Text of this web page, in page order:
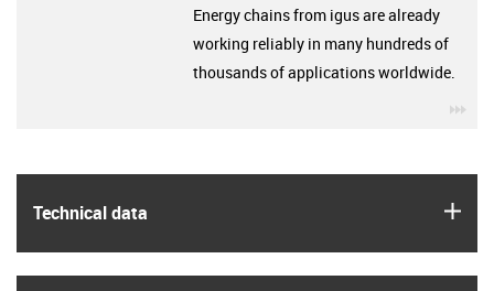
Technical data
Energy chains from igus are already
working reliably in many hundreds of
thousands of applications worldwide.